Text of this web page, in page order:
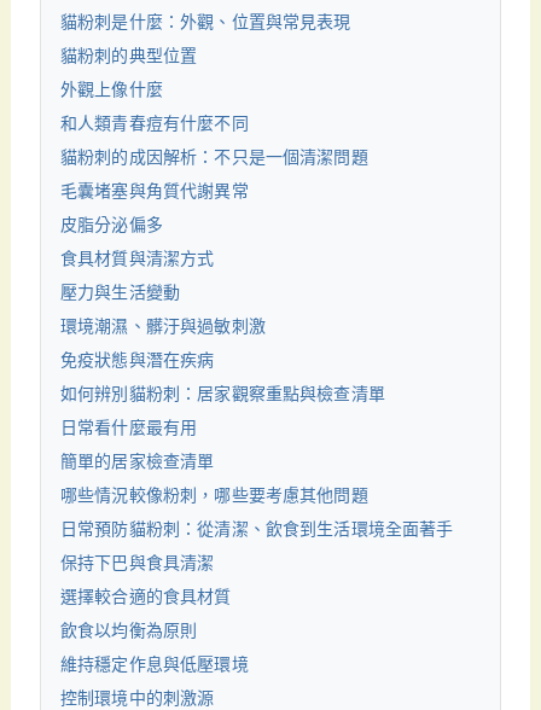
貓粉刺是什麼：外觀、位置與常見表現
貓粉刺的典型位置
外觀上像什麼
和人類青春痘有什麼不同
貓粉刺的成因解析：不只是一個清潔問題
毛囊堵塞與角質代謝異常
皮脂分泌偏多
食具材質與清潔方式
壓力與生活變動
環境潮濕、髒汙與過敏刺激
免疫狀態與潛在疾病
如何辨別貓粉刺：居家觀察重點與檢查清單
日常看什麼最有用
簡單的居家檢查清單
哪些情況較像粉刺，哪些要考慮其他問題
日常預防貓粉刺：從清潔、飲食到生活環境全面著手
保持下巴與食具清潔
選擇較合適的食具材質
飲食以均衡為原則
維持穩定作息與低壓環境
控制環境中的刺激源